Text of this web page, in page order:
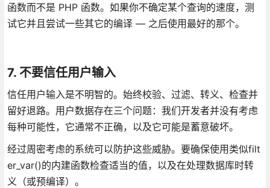
函数而不是 PHP 函数。如果你不确定某个查询的速度，测
试它并且尝试一些其它的编译 — 之后使用最好的那个。
7. 不要信任用户输入
信任用户输入是不明智的。始终校验、过滤、转义、检查并
留好退路。用户数据存在三个问题：我们开发者并没有考虑
每种可能性，它通常不正确，以及它可能是蓄意破坏。
经过周密考虑的系统可以防护这些威胁。要确保使用类似filt
er_var()的内建函数检查适当的值，以及在处理数据库时转
义（或预编译）。